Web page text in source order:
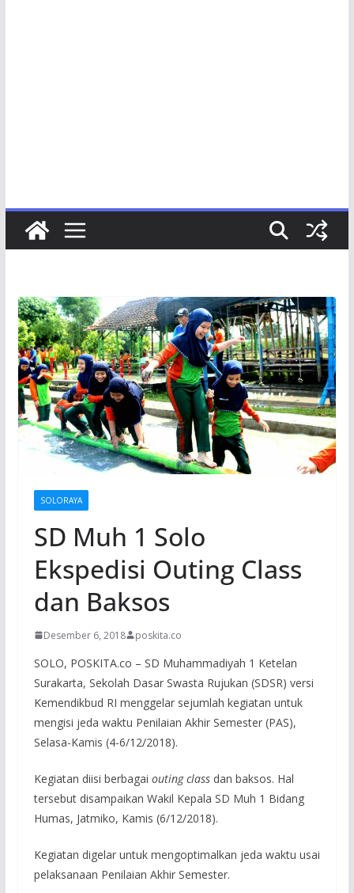
SOLORAYA
SD Muh 1 Solo
Ekspedisi Outing Class
dan Baksos
Desember 6, 2018 poskita.co
SOLO, POSKITA.co – SD Muhammadiyah 1 Ketelan
Surakarta, Sekolah Dasar Swasta Rujukan (SDSR) versi
Kemendikbud RI menggelar sejumlah kegiatan untuk
mengisi jeda waktu Penilaian Akhir Semester (PAS),
Selasa-Kamis (4-6/12/2018).
Kegiatan diisi berbagai outing classdan baksos. Hal
tersebut disampaikan Wakil Kepala SD Muh 1 Bidang
Humas, Jatmiko, Kamis (6/12/2018).
Kegiatan digelar untuk mengoptimalkan jeda waktu usai
pelaksanaan Penilaian Akhir Semester.